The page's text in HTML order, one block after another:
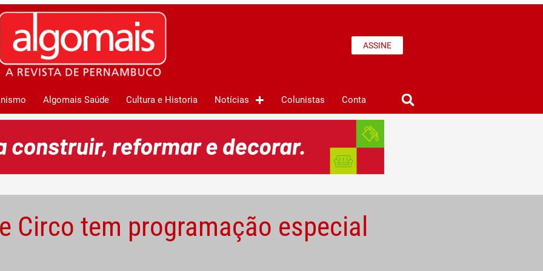
ASSINE
Algomais Saúde Cultura e Historia Notícias Colunistas Conta
Circo tem programação especial